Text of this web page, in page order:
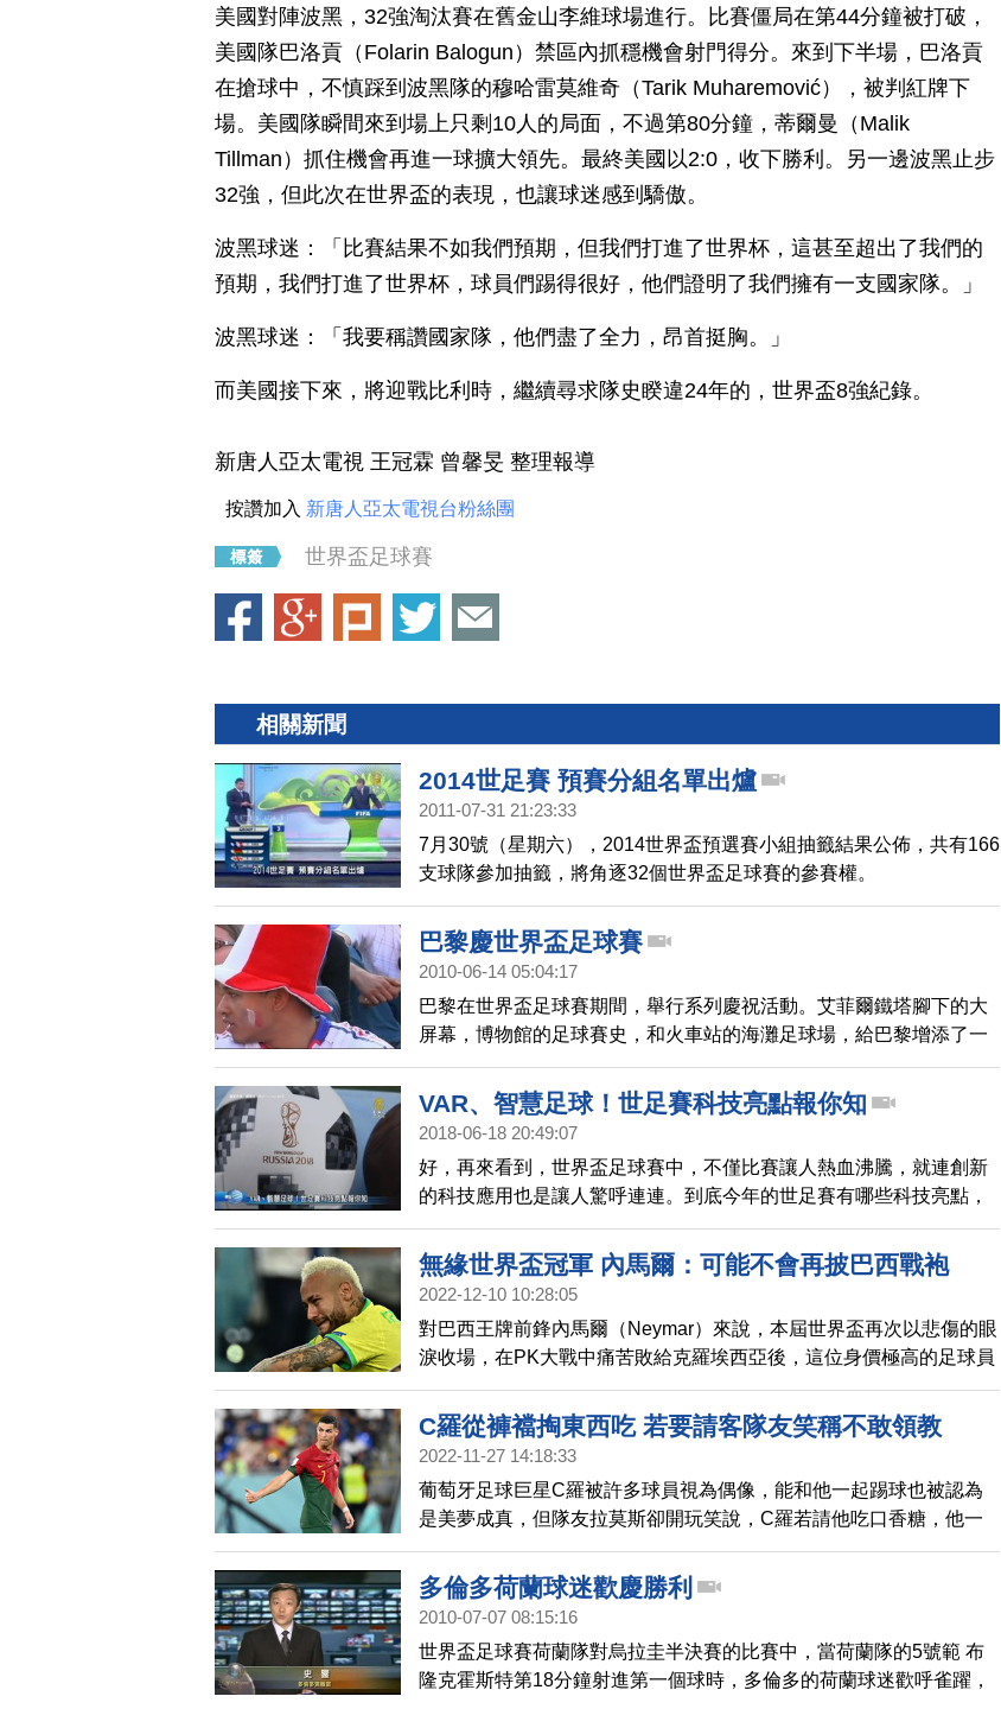
美國對陣波黑，32強淘汰賽在舊金山李維球場進行。比賽僵局在第44分鐘被打破，
美國隊巴洛貢（Folarin Balogun）禁區內抓穩機會射門得分。來到下半場，巴洛貢
在搶球中，不慎踩到波黑隊的穆哈雷莫維奇（Tarik Muharemović），被判紅牌下
場。美國隊瞬間來到場上只剩10人的局面，不過第80分鐘，蒂爾曼（Malik
Tillman）抓住機會再進一球擴大領先。最終美國以2:0，收下勝利。另一邊波黑止步
32強，但此次在世界盃的表現，也讓球迷感到驕傲。
波黑球迷：「比賽結果不如我們預期，但我們打進了世界杯，這甚至超出了我們的
預期，我們打進了世界杯，球員們踢得很好，他們證明了我們擁有一支國家隊。」
波黑球迷：「我要稱讚國家隊，他們盡了全力，昂首挺胸。」
而美國接下來，將迎戰比利時，繼續尋求隊史睽違24年的，世界盃8強紀錄。
新唐人亞太電視 王冠霖 曾馨旻 整理報導
按讚加入 新唐人亞太電視台粉絲團
世界盃足球賽
相關新聞
2014世足賽 預賽分組名單出爐
2011-07-31 21:23:33
7月30號（星期六），2014世界盃預選賽小組抽籤結果公佈，共有166
支球隊參加抽籤，將角逐32個世界盃足球賽的參賽權。
巴黎慶世界盃足球賽
2010-06-14 05:04:17
巴黎在世界盃足球賽期間，舉行系列慶祝活動。艾菲爾鐵塔腳下的大
屏幕，博物館的足球賽史，和火車站的海灘足球場，給巴黎增添了一
份喜慶的色彩。下面請看本臺記者來自巴黎的報導。
VAR、智慧足球！世足賽科技亮點報你知
2018-06-18 20:49:07
好，再來看到，世界盃足球賽中，不僅比賽讓人熱血沸騰，就連創新
的科技應用也是讓人驚呼連連。到底今年的世足賽有哪些科技亮點，
帶您一起來了解。
無緣世界盃冠軍 內馬爾：可能不會再披巴西戰袍
2022-12-10 10:28:05
對巴西王牌前鋒內馬爾（Neymar）來說，本屆世界盃再次以悲傷的眼
淚收場，在PK大戰中痛苦敗給克羅埃西亞後，這位身價極高的足球員
暗示自己可能不會再披上巴西國家隊戰袍。
C羅從褲襠掏東西吃 若要請客隊友笑稱不敢領教
2022-11-27 14:18:33
葡萄牙足球巨星C羅被許多球員視為偶像，能和他一起踢球也被認為
是美夢成真，但隊友拉莫斯卻開玩笑說，C羅若請他吃口香糖，他一
定不會收下。
多倫多荷蘭球迷歡慶勝利
2010-07-07 08:15:16
世界盃足球賽荷蘭隊對烏拉圭半決賽的比賽中，當荷蘭隊的5號範 布
隆克霍斯特第18分鐘射進第一個球時，多倫多的荷蘭球迷歡呼雀躍，